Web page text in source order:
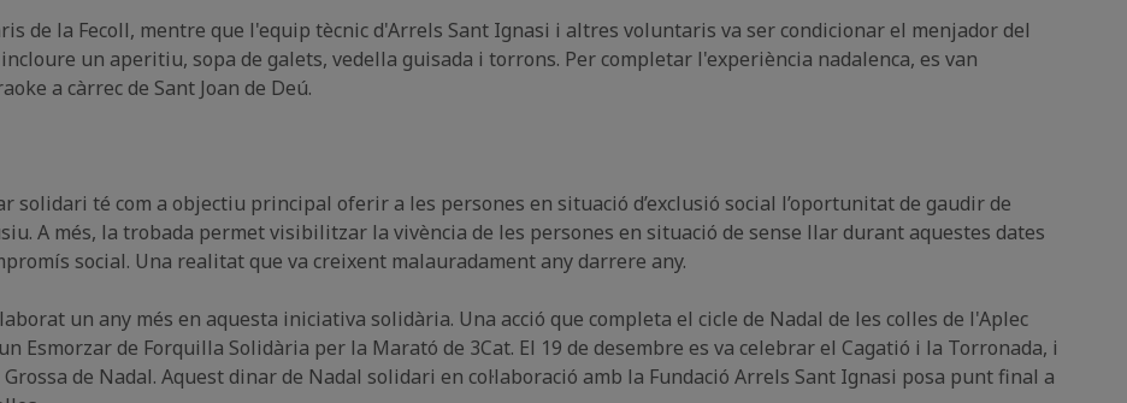
de la Fecoll, mentre que l'equip tècnic d'Arrels Sant Ignasi i altres voluntaris va ser condicionar el menjador del
un aperitiu, sopa de galets, vedella guisada i torrons. Per completar l'experiència nadalenca, es van
a càrrec de Sant Joan de Deú.
solidari té com a objectiu principal oferir a les persones en situació d’exclusió social l’oportunitat de gaudir de
A més, la trobada permet visibilitzar la vivència de les persones en situació de sense llar durant aquestes dates
social. Una realitat que va creixent malauradament any darrere any.
un any més en aquesta iniciativa solidària. Una acció que completa el cicle de Nadal de les colles de l'Aplec
Esmorzar de Forquilla Solidària per la Marató de 3Cat. El 19 de desembre es va celebrar el Cagatió i la Torronada, i
de Nadal. Aquest dinar de Nadal solidari en col·laboració amb la Fundació Arrels Sant Ignasi posa punt final a